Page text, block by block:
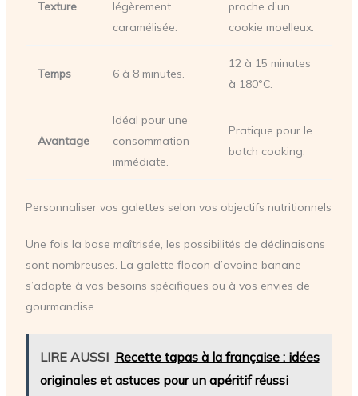
Texture
légèrement
caramélisée.
proche d’un
cookie moelleux.
Temps 6 à 8 minutes.
12 à 15 minutes
à 180°C.
Avantage
Idéal pour une
consommation
immédiate.
Pratique pour le
batch cooking.
Personnaliser vos galettes selon vos objectifs nutritionnels
Une fois la base maîtrisée, les possibilités de déclinaisons
sont nombreuses. La galette flocon d’avoine banane
s’adapte à vos besoins spécifiques ou à vos envies de
gourmandise.
LIRE AUSSI Recette tapas à la française : idées
originales et astuces pour un apéritif réussi